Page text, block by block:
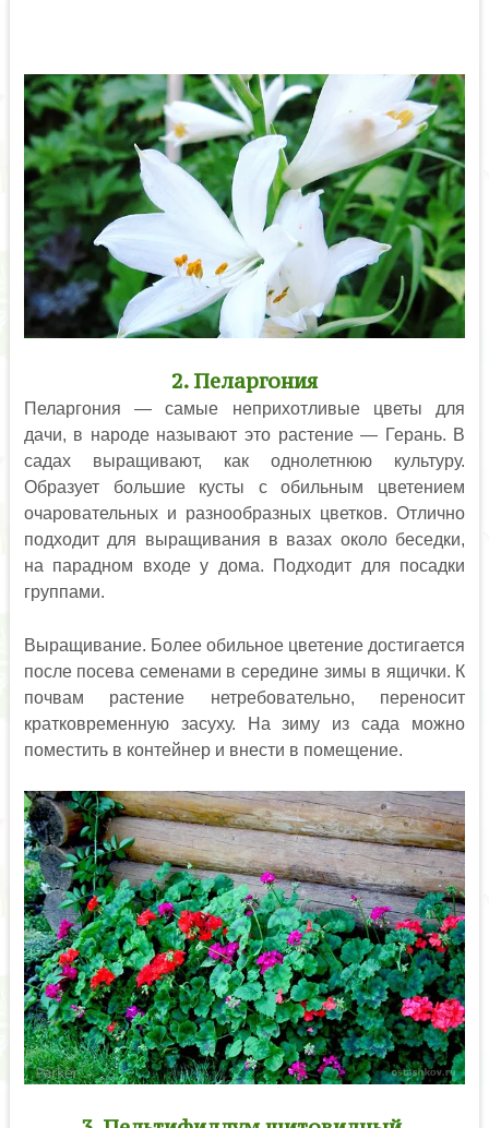
2. Пеларгония
Пеларгония — самые неприхотливые цветы для
дачи, в народе называют это растение — Герань. В
садах выращивают, как однолетнюю культуру.
Образует большие кусты с обильным цветением
очаровательных и разнообразных цветков. Отлично
подходит для выращивания в вазах около беседки,
на парадном входе у дома. Подходит для посадки
группами.
Выращивание. Более обильное цветение достигается
после посева семенами в середине зимы в ящички. К
почвам растение нетребовательно, переносит
кратковременную засуху. На зиму из сада можно
поместить в контейнер и внести в помещение.